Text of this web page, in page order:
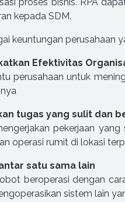
kepada SDM.
keuntungan perusahaan
Efektivitas
perusahaan untuk
tugas yang sulit dan
pekerjaan
operasi rumit di lokasi
satu sama lain
beroperasi dengan
sistem lain